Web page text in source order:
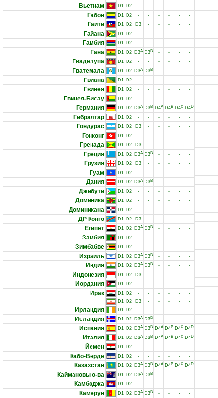
Вьетнам D1 D2 - - - - - -
Габон D1 D2 - - - - - -
Гаити D1 D2 D3 - - - - -
Гайана D1 D2 - - - - - -
Гамбия D1 D2 - - - - - -
Гана D1 D2 D3A D3B - - - -
Гваделупа D1 D2 - - - - - -
Гватемала D1 D2 D3A D3B - - - -
Гвиана D1 D2 - - - - - -
Гвинея D1 D2 - - - - - -
Гвинея-Бисау D1 D2 - - - - - -
Германия D1 D2 D3A D3B D4A D4B D4C D4D
Гибралтар D1 D2 - - - - - -
Гондурас D1 D2 D3 - - - - -
Гонконг D1 D2 - - - - - -
Гренада D1 D2 D3 - - - - -
Греция D1 D2 D3A D3B - - - -
Грузия D1 D2 D3 - - - - -
Гуам D1 D2 - - - - - -
Дания D1 D2 D3A D3B - - - -
Джибути D1 D2 - - - - - -
Доминика D1 D2 - - - - - -
Доминикана D1 D2 - - - - - -
ДР Конго D1 D2 D3 - - - - -
Египет D1 D2 D3A D3B - - - -
Замбия D1 D2 - - - - - -
Зимбабве D1 D2 - - - - - -
Израиль D1 D2 D3A D3B - - - -
Индия D1 D2 D3A D3B - - - -
Индонезия D1 D2 D3 - - - - -
Иордания D1 D2 - - - - - -
Ирак D1 D2 - - - - -
-
D1 D2 D3 - - - - -
Ирландия D1 D2 - - - - - -
Исландия D1 D2 D3A D3B - - - -
Испания D1 D2 D3A D3B D4A D4B D4C D4D
Италия D1 D2 D3A D3B D4A D4B D4C D4D
Йемен D1 D2 - - - - - -
Кабо-Верде D1 D2 - - - - - -
Казахстан D1 D2 D3A D3B D4A D4B D4C D4D
Каймановы о-ва D1 D2 D3A D3B - - - -
Камбоджа D1 D2 - - - - - -
Камерун D1 D2 D3A D3B - - - -